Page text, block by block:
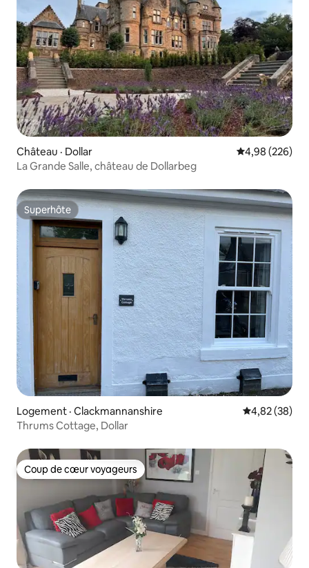
Château · Dollar Note
4,98 (226)
La Grande Salle, château de Dollarbeg
Superhôte
Superhôte
Logement · Clackmannanshire Note
4,82 (38)
Thrums Cottage, Dollar
Coup de cœur voyageurs
Coup de cœur voyageurs